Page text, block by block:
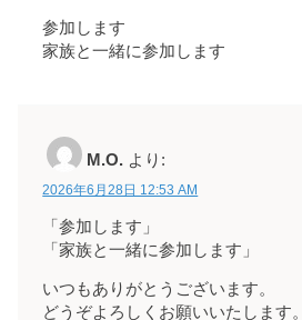
参加します
家族と一緒に参加します
M.O. より:
2026年6月28日 12:53 AM
「参加します」
「家族と一緒に参加します」
いつもありがとうございます。
どうぞよろしくお願いいたします。